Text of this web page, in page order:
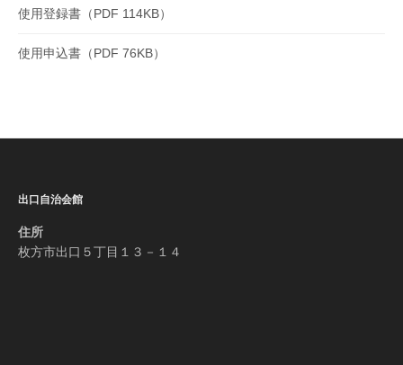
使用登録書（PDF 114KB）
使用申込書（PDF 76KB）
出口自治会館
住所
枚方市出口５丁目１３－１４